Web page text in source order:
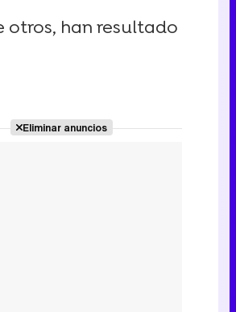
otros, han resultado
Eliminar anuncios